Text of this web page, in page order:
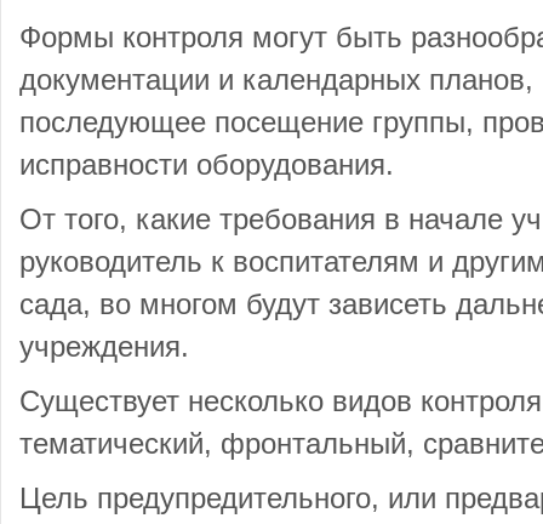
Формы контроля могут быть
документации и календарных
последующее посещение группы,
исправности оборудования.
От того, какие требования в начале
руководитель к воспитателям и
сада, во многом будут зависеть
учреждения.
Существует несколько видов
тематический, фронтальный,
Цель предупредительного, или